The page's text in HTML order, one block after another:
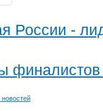
России -
финалистов
новостей